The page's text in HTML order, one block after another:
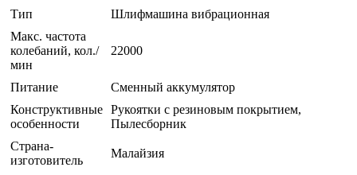
Тип
Шлифмашина вибрационная
Макс. частота
колебаний, кол./
мин
22000
Питание
Сменный аккумулятор
Конструктивные
особенности
Рукоятки с резиновым покрытием,
Пылесборник
Страна-
изготовитель
Малайзия